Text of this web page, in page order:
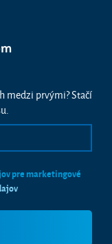
medzi prvými? Stačí
pre marketingové